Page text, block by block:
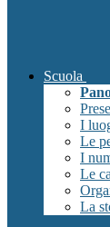
Scuola
I
Le
I
Le
La